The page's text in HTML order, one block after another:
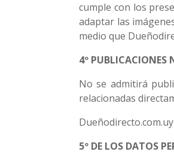
cumple con los
adaptar las
medio que
4º PUBLICACIONES
No se admitirá
relacionadas
5º DE LOS DATOS